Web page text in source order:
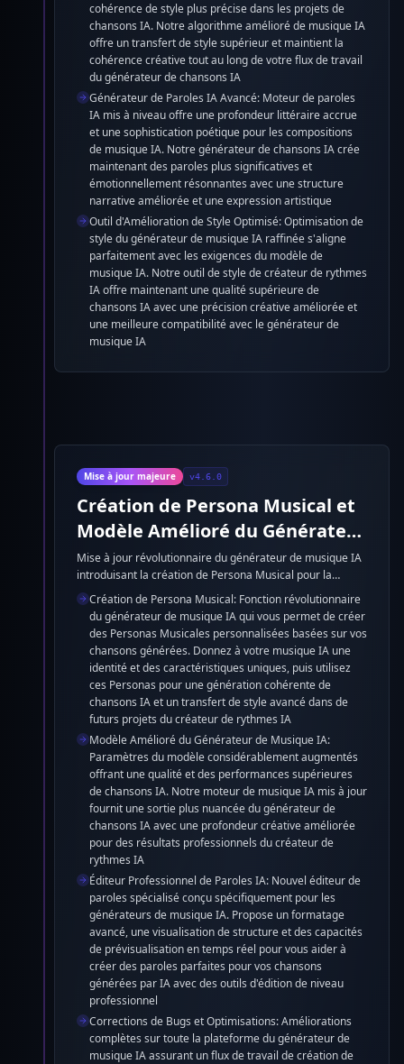
cohérence de style plus précise dans les projets de
chansons IA. Notre algorithme amélioré de musique IA
offre un transfert de style supérieur et maintient la
cohérence créative tout au long de votre flux de travail
du générateur de chansons IA
Générateur de Paroles IA Avancé: Moteur de paroles
IA mis à niveau offre une profondeur littéraire accrue
et une sophistication poétique pour les compositions
de musique IA. Notre générateur de chansons IA crée
maintenant des paroles plus significatives et
émotionnellement résonnantes avec une structure
narrative améliorée et une expression artistique
Outil d'Amélioration de Style Optimisé: Optimisation de
style du générateur de musique IA raffinée s'aligne
parfaitement avec les exigences du modèle de
musique IA. Notre outil de style de créateur de rythmes
IA offre maintenant une qualité supérieure de
chansons IA avec une précision créative améliorée et
une meilleure compatibilité avec le générateur de
musique IA
Mise à jour majeure v4.6.0
Création de Persona Musical et
Modèle Amélioré du Générateur
de Musique IA
Mise à jour révolutionnaire du générateur de musique IA
introduisant la création de Persona Musical pour la
génération personnalisée de chansons IA. Créez des
identités musicales uniques avec notre générateur de
chansons IA basées sur vos pistes existantes, permettant
un transfert de style cohérent dans toutes vos créations
de musique IA. Amélioration massive du modèle du
générateur de musique IA avec des paramètres
considérablement élargis pour une qualité supérieure de
chansons IA. Notre créateur de rythmes IA offre
désormais une sortie de musique IA plus professionnelle
avec des capacités créatives améliorées.
Création de Persona Musical: Fonction révolutionnaire
du générateur de musique IA qui vous permet de créer
des Personas Musicales personnalisées basées sur vos
chansons générées. Donnez à votre musique IA une
identité et des caractéristiques uniques, puis utilisez
ces Personas pour une génération cohérente de
chansons IA et un transfert de style avancé dans de
futurs projets du créateur de rythmes IA
Modèle Amélioré du Générateur de Musique IA:
Paramètres du modèle considérablement augmentés
offrant une qualité et des performances supérieures
de chansons IA. Notre moteur de musique IA mis à jour
fournit une sortie plus nuancée du générateur de
chansons IA avec une profondeur créative améliorée
pour des résultats professionnels du créateur de
rythmes IA
Éditeur Professionnel de Paroles IA: Nouvel éditeur de
paroles spécialisé conçu spécifiquement pour les
générateurs de musique IA. Propose un formatage
avancé, une visualisation de structure et des capacités
de prévisualisation en temps réel pour vous aider à
créer des paroles parfaites pour vos chansons
générées par IA avec des outils d'édition de niveau
professionnel
Corrections de Bugs et Optimisations: Améliorations
complètes sur toute la plateforme du générateur de
musique IA assurant un flux de travail de création de